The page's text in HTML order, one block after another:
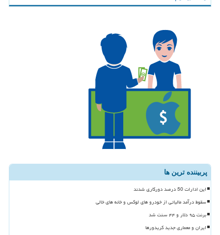
پربیننده ترین ها
این ادارات 50 درصد دورکاری شدند
سقوط درآمد مالیاتی از خودرو های لوکس و خانه های خالی
برنت ۹۵ دلار و ۴۴ سنت شد
ایران و معماری جدید کریدورها